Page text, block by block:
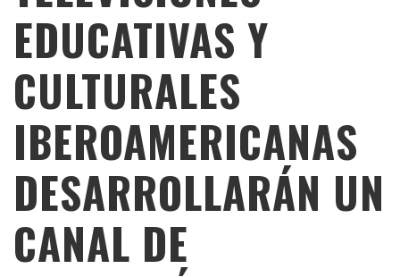
EDUCATIVAS Y
CULTURALES
IBEROAMERICANAS
DESARROLLARÁN UN
CANAL DE